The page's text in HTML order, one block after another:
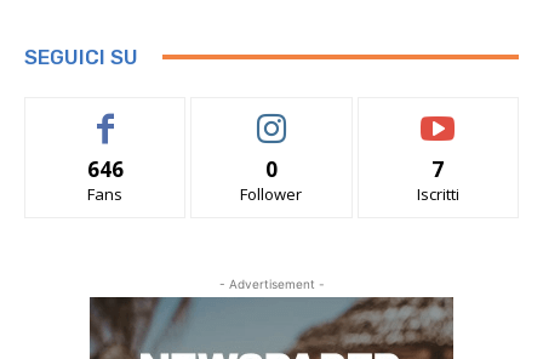
SEGUICI SU
646
Fans
0
Follower
7
Iscritti
- Advertisement -